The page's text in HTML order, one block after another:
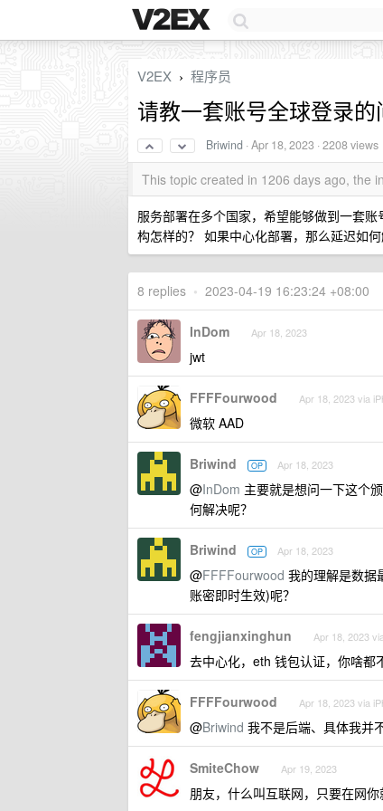
V2EX › 程序员
请教一套账号全球登录的
Briwind ·Apr 18, 2023 · 2208 views
This topic created in 1206 days ago, the
服务部署在多个国家，希望能够做到一套
构怎样的？ 如果中心化部署，那么延迟如
8 replies • 2023-04-19 16:23:24 +08:00
InDom Apr 18, 2023
jwt
FFFFourwood Apr 18, 2023 via
微软 AAD
Briwind OP Apr 18, 2023
@InDom 主要就是想问一下这个
何解决呢？
Briwind OP Apr 18, 2023
@FFFFourwood 我的理解是数据
账密即时生效)呢？
fengjianxinghun Apr 18, 2023
去中心化，eth 钱包认证，你啥都
FFFFourwood Apr 18, 2023 via
@Briwind 我不是后端、具体我并
SmiteChow Apr 19, 2023
朋友，什么叫互联网，只要在网你